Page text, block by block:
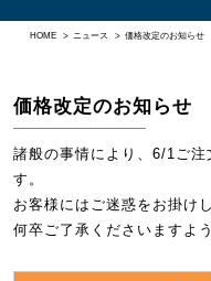
HOME > ニュース > 価格改定のお知らせ
価格改定のお知らせ
諸般の事情により、6/1ご注
す。
お客様にはご迷惑をお掛け
何卒ご了承くださいますよ